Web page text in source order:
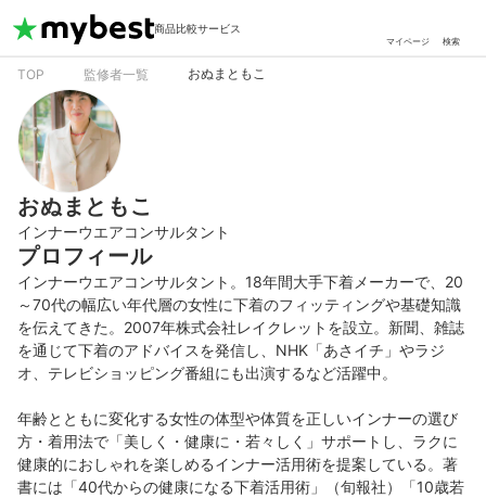
商品比較サービス
マイページ 検索
TOP 監修者一覧 おぬまともこ
おぬまともこ
インナーウエアコンサルタント
プロフィール
インナーウエアコンサルタント。18年間大手下着メーカーで、20
～70代の幅広い年代層の女性に下着のフィッティングや基礎知識
を伝えてきた。2007年株式会社レイクレットを設立。新聞、雑誌
を通じて下着のアドバイスを発信し、NHK「あさイチ」やラジ
オ、テレビショッピング番組にも出演するなど活躍中。
年齢とともに変化する女性の体型や体質を正しいインナーの選び
方・着用法で「美しく・健康に・若々しく」サポートし、ラクに
健康的におしゃれを楽しめるインナー活用術を提案している。著
書には「40代からの健康になる下着活用術」（旬報社）「10歳若